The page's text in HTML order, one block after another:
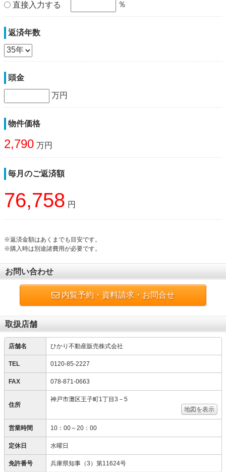
直接入力する ％
返済年数
頭金
万円
物件価格
2,790 万円
毎月のご返済額
76,758 円
※返済金額はあくまでも目安です。
※購入時は別途諸費用が必要です。
お問い合わせ
内覧予約・資料請求・お問合せ
取扱店舗
店舗名 ひかり不動産販売株式会社
TEL 0120-85-2227
FAX 078-871-0663
住所
神戸市灘区王子町1丁目3－5
地図を表示
営業時間 10：00～20：00
定休日 水曜日
免許番号 兵庫県知事（3）第11624号